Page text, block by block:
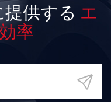
供する エ
率